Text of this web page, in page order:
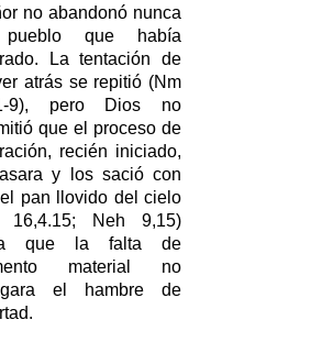
no abandonó nunca
que había
La tentación de
atrás se repitió (Nm
9), pero Dios no
que el proceso de
recién iniciado,
y los sació con
pan llovido del cielo
16,4.15; Neh 9,15)
que la falta de
material no
el hambre de